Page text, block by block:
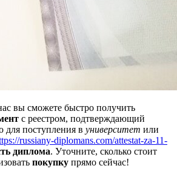
вы сможете быстро получить
с реестром, подтверждающий
для поступления в университет или
russiany-diplomans.com/attestat-za-11-
диплома. Уточните, сколько стоит
покупку прямо сейчас!